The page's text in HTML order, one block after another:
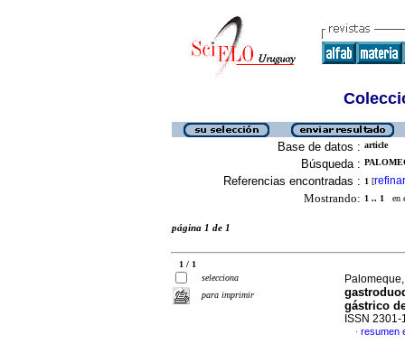
Base de datos : article
Búsqueda :
Referencias encontradas : 1 [refinar
Mostrando: 1 .. 1 en
página 1 de 1
1 / 1
selecciona
para imprimir
gástrico
ISSN 2301-
· resumen